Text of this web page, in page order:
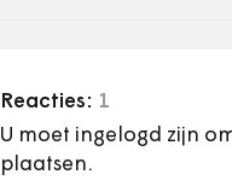
Reacties: 1
U moet ingelogd zijn
plaatsen.